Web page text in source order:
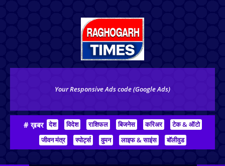
Your Responsive Ads code (Google Ads)
# ख़बर देश विदेश राशिफल बिजनेस करिअर
टेक & ऑटो
जीवन मंत्र
स्पोर्ट्स वुमन लाइफ & साइंस बॉलीवुड